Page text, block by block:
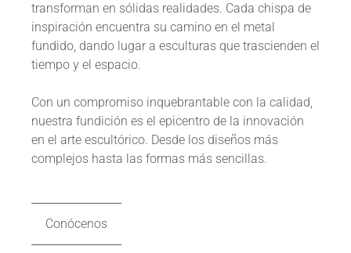
transforman en sólidas realidades. Cada chispa de
inspiración encuentra su camino en el metal
fundido, dando lugar a esculturas que trascienden el
tiempo y el espacio.
Con un compromiso inquebrantable con la calidad,
nuestra fundición es el epicentro de la innovación
en el arte escultórico. Desde los diseños más
complejos hasta las formas más sencillas.
Conócenos